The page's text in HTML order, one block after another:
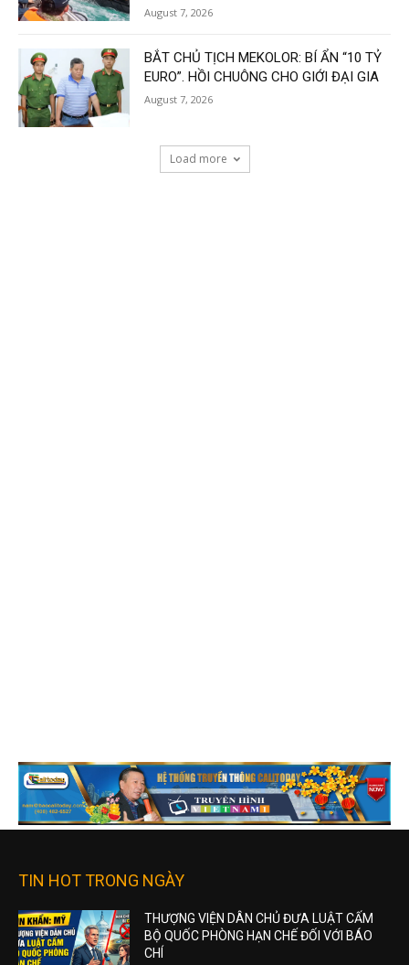
August 7, 2026
BẮT CHỦ TỊCH MEKOLOR: BÍ ẨN “10 TỶ
EURO”. HỒI CHUÔNG CHO GIỚI ĐẠI GIA
August 7, 2026
Load more
TIN HOT TRONG NGÀY
THƯỢNG VIỆN DÂN CHỦ ĐƯA LUẬT CẤM
BỘ QUỐC PHÒNG HẠN CHẾ ĐỐI VỚI BÁO
CHÍ